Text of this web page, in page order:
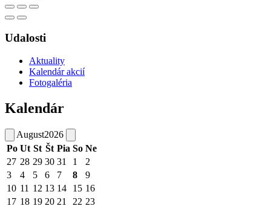
Udalosti
Aktuality
Kalendár akcií
Fotogaléria
Kalendár
August2026
Po Ut St Št Pia So Ne
27 28 29 30 31 1
2
3
4 5 6 7 8
9
10 11 12 13 14 15 16
17 18 19 20 21 22 23